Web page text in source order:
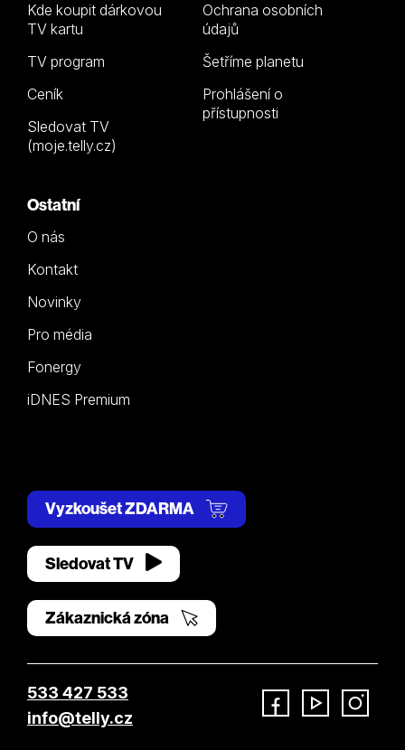
Kde koupit dárkovou
TV kartu
TV program
Ceník
Sledovat TV
(moje.telly.cz)
Ochrana osobních
údajů
Šetříme planetu
Prohlášení o
přístupnosti
Ostatní
O nás
Kontakt
Novinky
Pro média
Fonergy
iDNES Premium
Vyzkoušet ZDARMA
Sledovat TV
Zákaznická zóna
533 427 533
info@telly.cz